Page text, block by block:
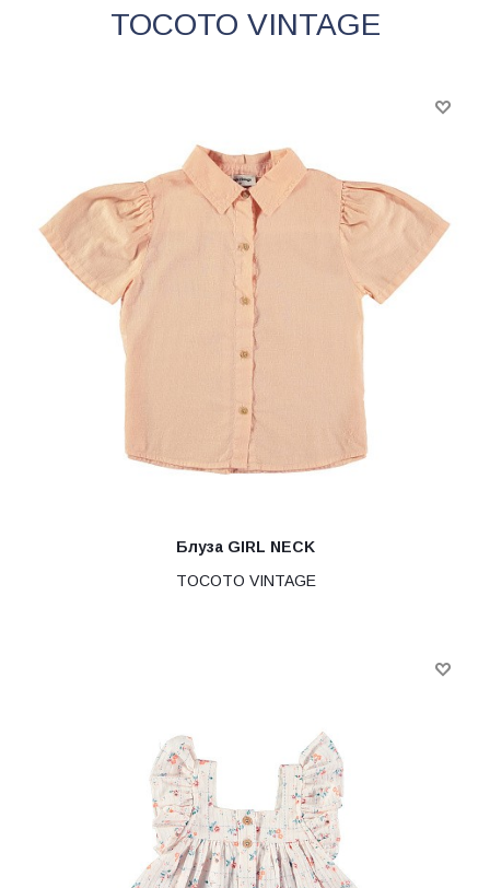
TOCOTO VINTAGE
Блуза GIRL NECK
TOCOTO VINTAGE